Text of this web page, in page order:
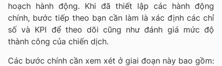
hoạch hành động. Khi đã thiết lập các hành động
chính, bước tiếp theo bạn cần làm là xác định các chỉ
số và KPI để theo dõi cũng như đánh giá mức độ
thành công của chiến dịch.
Các bước chính cần xem xét ở giai đoạn này bao gồm: